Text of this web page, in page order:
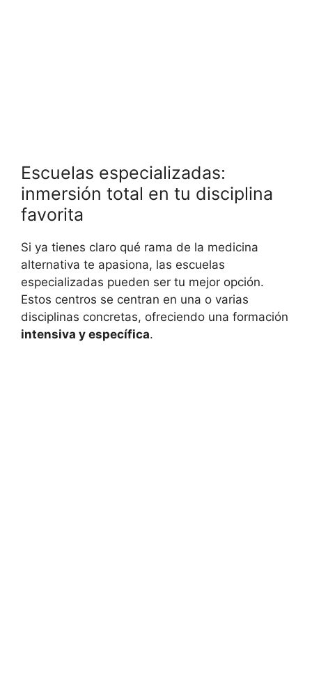
Escuelas especializadas:
inmersión total en tu disciplina
favorita
Si ya tienes claro qué rama de la medicina
alternativa te apasiona, las escuelas
especializadas pueden ser tu mejor opción.
Estos centros se centran en una o varias
disciplinas concretas, ofreciendo una formación
intensiva y específica.